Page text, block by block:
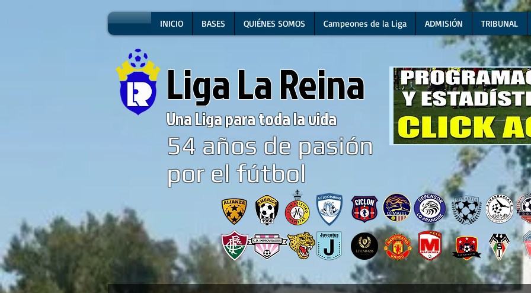
INICIO BASES QUIÉNES SOMOS Campeones de la Liga ADMISIÓN TRIBUNAL
Liga La Reina
Una Liga para toda la vida
54 años de pasión
por el fútbol